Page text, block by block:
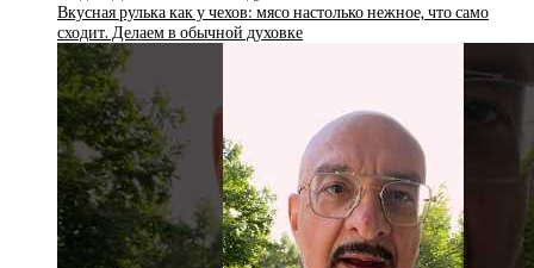
Вкусная рулька как у чехов: мясо настолько нежное, что само
сходит. Делаем в обычной духовке